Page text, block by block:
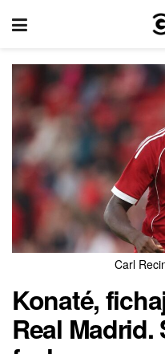
Carl
Konaté,
Real Madrid.